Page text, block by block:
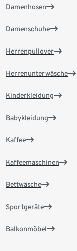
Damenhosen
Damenschuhe
Herrenpullover
Herrenunterwäsche
Kinderkleidung
Babykleidung
Kaffee
Kaffeemaschinen
Bettwäsche
Sportgeräte
Balkonmöbel